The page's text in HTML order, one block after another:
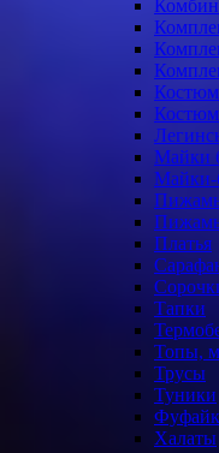
Майки
Майки-
Платья
Тапки
Топы,
Трусы
Туники
Халаты